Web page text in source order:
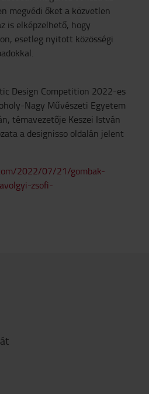
megvédi őket a közvetlen
is elképzelhető, hogy
esetleg nyitott közösségi
Design Competition 2022-es
Nagy Művészeti Egyetem
témavezetője Keszei István
a designisso oldalán jelent
2022/07/21/gombak-
zsofi-